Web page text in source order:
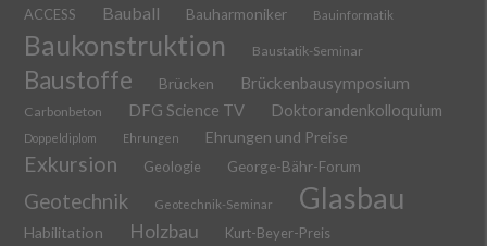
ACCESS Bauball Bauharmoniker Bauinformatik
Baukonstruktion Baustatik-Seminar
Baustoffe Brücken Brückenbausymposium
Carbonbeton DFG Science TV Doktorandenkolloquium
Doppeldiplom Ehrungen Ehrungen und Preise
Exkursion Geologie George-Bähr-Forum
Geotechnik Geotechnik-Seminar Glasbau
Habilitation Holzbau Kurt-Beyer-Preis